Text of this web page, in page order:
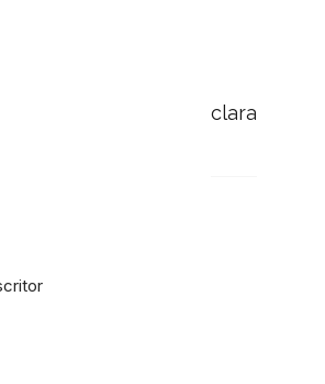
clara